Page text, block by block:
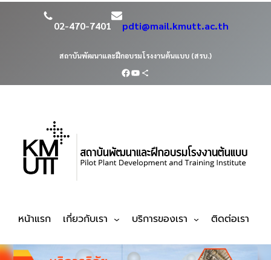
02-470-7401 pdti@mail.kmutt.ac.th
สถาบันพัฒนาและฝึกอบรมโรงงานต้นแบบ (สรบ.)
หน้าแรก เกี่ยวกับเรา บริการของเรา ติดต่อเรา